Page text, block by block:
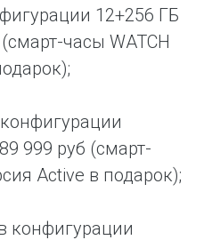
12+256 ГБ
часы WATCH
999 руб (смарт-
Active в подарок);
конфигурации